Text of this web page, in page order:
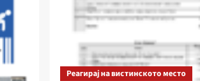
Реагирај на вистинското место